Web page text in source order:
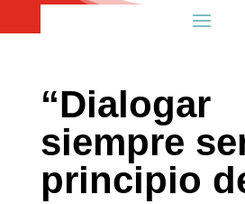
“Dialogar
siempre
principio